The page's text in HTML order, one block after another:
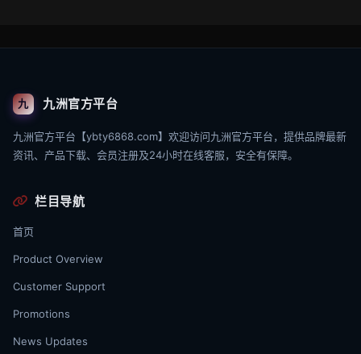
九 九洲官方平台
九洲官方平台【ybty6868.com】欢迎访问九洲官方平台，提供品牌最新
资讯、产品下载、会员注册及24小时在线客服，安全有保障。
栏目导航
首页
Product Overview
Customer Support
Promotions
News Updates